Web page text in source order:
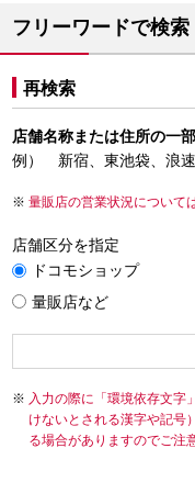
フリーワードで検索
再検索
店舗名称または住所の一
例） 新宿、東池袋、浪
量販店の営業状況について
店舗区分を指定
ドコモショップ
量販店など
入力の際に「環境依存文字
けないとされる漢字や記号
る場合がありますのでご注